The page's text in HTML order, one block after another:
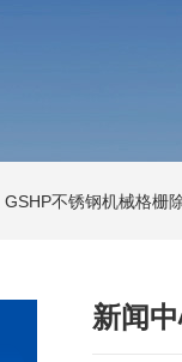
GSHP不锈钢机械格栅
新闻